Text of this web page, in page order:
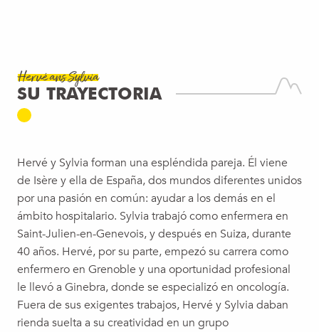
Hervé ans Sylvia
SU TRAYECTORIA
Hervé y Sylvia forman una espléndida pareja. Él viene
de Isère y ella de España, dos mundos diferentes unidos
por una pasión en común: ayudar a los demás en el
ámbito hospitalario. Sylvia trabajó como enfermera en
Saint-Julien-en-Genevois, y después en Suiza, durante
40 años. Hervé, por su parte, empezó su carrera como
enfermero en Grenoble y una oportunidad profesional
le llevó a Ginebra, donde se especializó en oncología.
Fuera de sus exigentes trabajos, Hervé y Sylvia daban
rienda suelta a su creatividad en un grupo